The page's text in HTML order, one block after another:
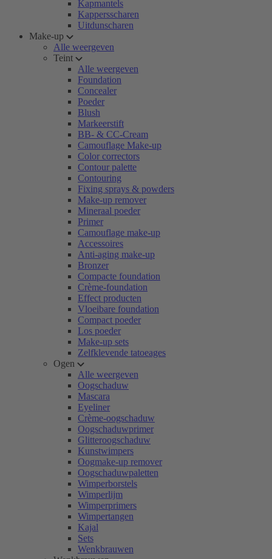
Kapmantels
Kappersscharen
Uitdunscharen
Make-up
Alle weergeven
Teint
Alle weergeven
Foundation
Concealer
Poeder
Blush
Markeerstift
BB- & CC-Cream
Camouflage Make-up
Color correctors
Contour palette
Contouring
Fixing sprays & powders
Make-up remover
Mineraal poeder
Primer
Camouflage make-up
Accessoires
Anti-aging make-up
Bronzer
Compacte foundation
Crème-foundation
Effect producten
Vloeibare foundation
Compact poeder
Los poeder
Make-up sets
Zelfklevende tatoeages
Ogen
Alle weergeven
Oogschaduw
Mascara
Eyeliner
Crème-oogschaduw
Oogschaduwprimer
Glitteroogschaduw
Kunstwimpers
Oogmake-up remover
Oogschaduwpaletten
Wimperborstels
Wimperlijm
Wimperprimers
Wimpertangen
Kajal
Sets
Wenkbrauwen